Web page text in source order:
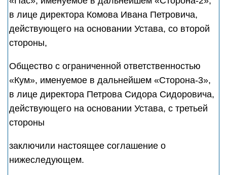
в лице директора Комова Ивана Петровича,
действующего на основании Устава, со второй
стороны,
Общество с ограниченной ответственностью
«Кум», именуемое в дальнейшем «Сторона-3»,
в лице директора Петрова Сидора Сидоровича,
действующего на основании Устава, с третьей
стороны
заключили настоящее соглашение о
нижеследующем.